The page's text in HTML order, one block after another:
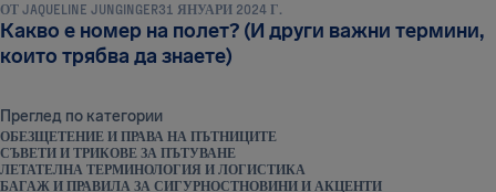
ОТ JAQUELINE JUNGINGER31 ЯНУАРИ 2024 Г.
Какво е номер на полет? (И други важни термини,
които трябва да знаете)
Преглед по категории
ОБЕЗЩЕТЕНИЕ И ПРАВА НА ПЪТНИЦИТЕ
СЪВЕТИ И ТРИКОВЕ ЗА ПЪТУВАНЕ
ЛЕТАТЕЛНА ТЕРМИНОЛОГИЯ И ЛОГИСТИКА
БАГАЖ И ПРАВИЛА ЗА СИГУРНОСТНОВИНИ И АКЦЕНТИ